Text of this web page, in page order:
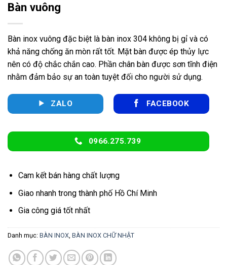
Bàn vuông
Bàn inox vuông đặc biệt là bàn inox 304 không bị gỉ và có
khả năng chống ăn mòn rất tốt. Mặt bàn được ép thủy lực
nên có độ chắc chắn cao. Phần chân bàn được sơn tĩnh điện
nhằm đảm bảo sự an toàn tuyệt đối cho người sử dụng.
ZALO FACEBOOK
0966.275.739
Cam kết bán hàng chất lượng
Giao nhanh trong thành phố Hồ Chí Minh
Gia công giá tốt nhất
Danh mục: BÀN INOX, BÀN INOX CHỮ NHẬT